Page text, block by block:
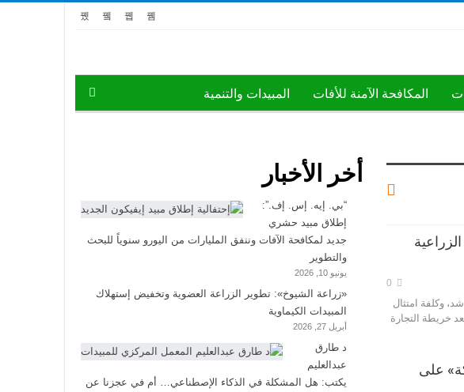
المكافحة الآمنة للأفات المبيدات والتنمية
وكلفة امتثال
خريطة التجارة
على
أخر الأخبار
“بي. إيه. إس. إف.”:
إطلاق مبيد حشري
جديد لمكافحة الآفات وننفق المليارات من اليورو سنوياً للبحث
والتطوير
يونيو 10, 2026
«زراعة الشيوخ»: تطوير الزراعة العضوية وتخفيض إستهلاك
المبيدات الكيماوية
أبريل 27, 2026
د طارق
عبدالعليم
يكتب: هل المشكلة في الذكاء الإصطناعي… أم في عجزنا عن